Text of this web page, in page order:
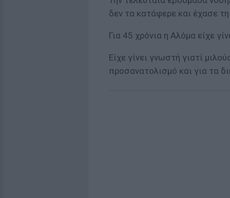
δεν τα κατάφερε και έχασε
Για 45 χρόνια η Αλόμα είχε
Είχε γίνει γνωστή γιατί
προσανατολισμό και για τα